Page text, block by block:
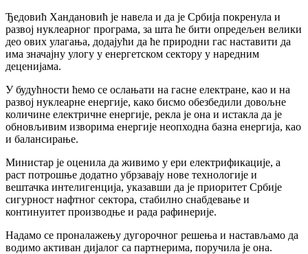
Ђедовић Хандановић је навела и да је Србија покренула и
развој нуклеарног програма, за шта ће бити опредељен велики
део ових улагања, додајући да ће природни гас наставити да
има значајну улогу у енергетском сектору у наредним
деценијама.
У будућности ћемо се ослањати на гасне електране, као и на
развој нуклеарне енергије, како бисмо обезбедили довољне
количине електричне енергије, рекла је она и истакла да је
обновљивим изворима енергије неопходна базна енергија, као
и балансирање.
Министар је оценила да живимо у ери електрификације, а
раст потрошње додатно убрзавају нове технологије и
вештачка интелигенција, указавши да је приоритет Србије
сигурност нафтног сектора, стабилно снабдевање и
континуитет производње и рада рафинерије.
Надамо се проналажењу дугорочног решења и настављамо да
водимо активан дијалог са партнерима, поручила је она.